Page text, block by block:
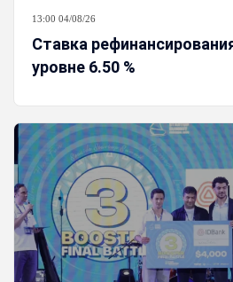
13:00 04/08/26
Ставка
уровне 6.50 %